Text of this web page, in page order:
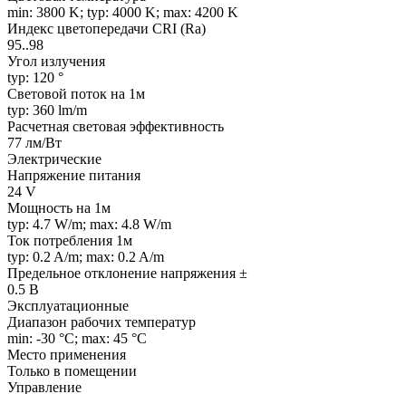
min: 3800 K; typ: 4000 K; max: 4200 K
Индекс цветопередачи CRI (Ra)
95..98
Угол излучения
typ: 120 °
Световой поток на 1м
typ: 360 lm/m
Расчетная световая эффективность
77 лм/Вт
Электрические
Напряжение питания
24 V
Мощность на 1м
typ: 4.7 W/m; max: 4.8 W/m
Ток потребления 1м
typ: 0.2 A/m; max: 0.2 A/m
Предельное отклонение напряжения ±
0.5 В
Эксплуатационные
Диапазон рабочих температур
min: -30 °C; max: 45 °C
Место применения
Только в помещении
Управление